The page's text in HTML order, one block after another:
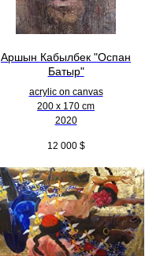
Аршын Кабылбек "Оспан
Батыр"
acrylic on canvas
200 x 170 cm
2020
12 000 $